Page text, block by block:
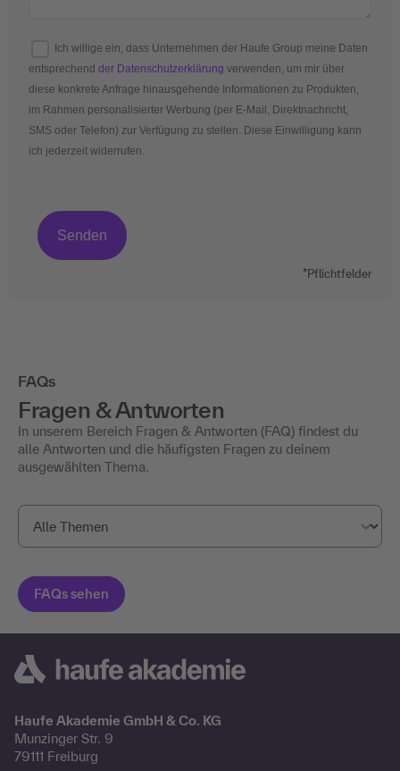
Ich willige ein, dass Unternehmen der Haufe Group meine Daten
entsprechend der Datenschutzerklärung verwenden, um mir über
diese konkrete Anfrage hinausgehende Informationen zu Produkten,
im Rahmen personalisierter Werbung (per E-Mail, Direktnachricht,
SMS oder Telefon) zur Verfügung zu stellen. Diese Einwilligung kann
ich jederzeit widerrufen.
*Pflichtfelder
FAQs
Fragen & Antworten
In unserem Bereich Fragen & Antworten (FAQ) findest du
alle Antworten und die häufigsten Fragen zu deinem
ausgewählten Thema.
Haufe Akademie GmbH & Co. KG
Munzinger Str. 9
79111 Freiburg